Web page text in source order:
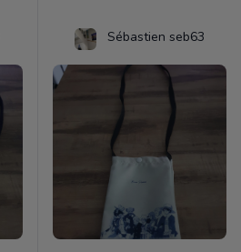
Sébastien seb63